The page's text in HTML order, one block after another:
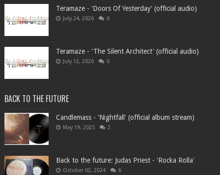
Teramaze - 'Doors Of Yesterday' (official audio)
July 24, 2026 0
Teramaze - 'The Silent Architect' (official audio)
July 12, 2026 0
BACK TO THE FUTURE
Candlemass - 'Nightfall' (official album stream)
May 19, 2025 2
Back to the future: Judas Priest - 'Rocka Rolla'
October 02, 2024 6